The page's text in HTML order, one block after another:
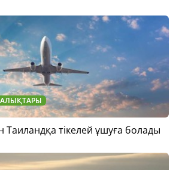
тікелей ұшуға болады